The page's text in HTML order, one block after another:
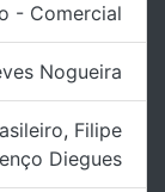
- Comercial
Nogueira
, Filipe
Diegues